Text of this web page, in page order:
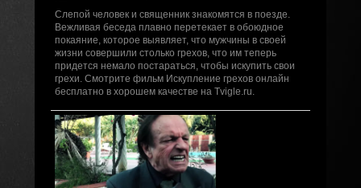
Слепой человек и священник знакомятся в поезде.
Вежливая беседа плавно перетекает в обоюдное
покаяние, которое выявляет, что мужчины в своей
жизни совершили столько грехов, что им теперь
придется немало постараться, чтобы искупить свои
грехи. Смотрите фильм Искупление грехов онлайн
бесплатно в хорошем качестве на Tvigle.ru.